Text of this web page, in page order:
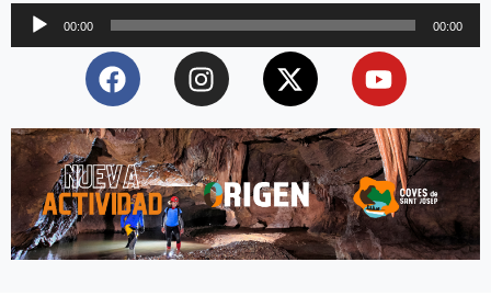
Reproductor
d'àudio
00:00 00:00